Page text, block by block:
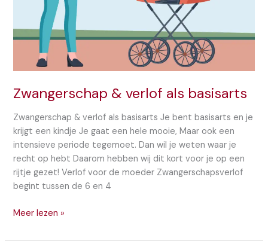
Zwangerschap & verlof als basisarts
Zwangerschap & verlof als basisarts Je bent basisarts en je
krijgt een kindje Je gaat een hele mooie, Maar ook een
intensieve periode tegemoet. Dan wil je weten waar je
recht op hebt Daarom hebben wij dit kort voor je op een
rijtje gezet! Verlof voor de moeder Zwangerschapsverlof
begint tussen de 6 en 4
Zwangerschap
verlof
Meer lezen »